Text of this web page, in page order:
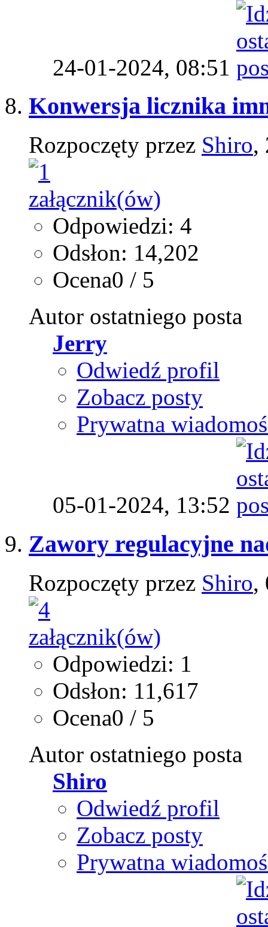
24-01-2024, 08:51
Konwersja licznika
Rozpoczęty przez Shiro,
Odpowiedzi: 4
Odsłon: 14,202
Ocena0 / 5
Autor ostatniego posta
Jerry
Odwiedź profil
Zobacz posty
Prywatna
05-01-2024, 13:52
Zawory regulacyjne
Rozpoczęty przez Shiro,
Odpowiedzi: 1
Odsłon: 11,617
Ocena0 / 5
Autor ostatniego posta
Shiro
Odwiedź profil
Zobacz posty
Prywatna